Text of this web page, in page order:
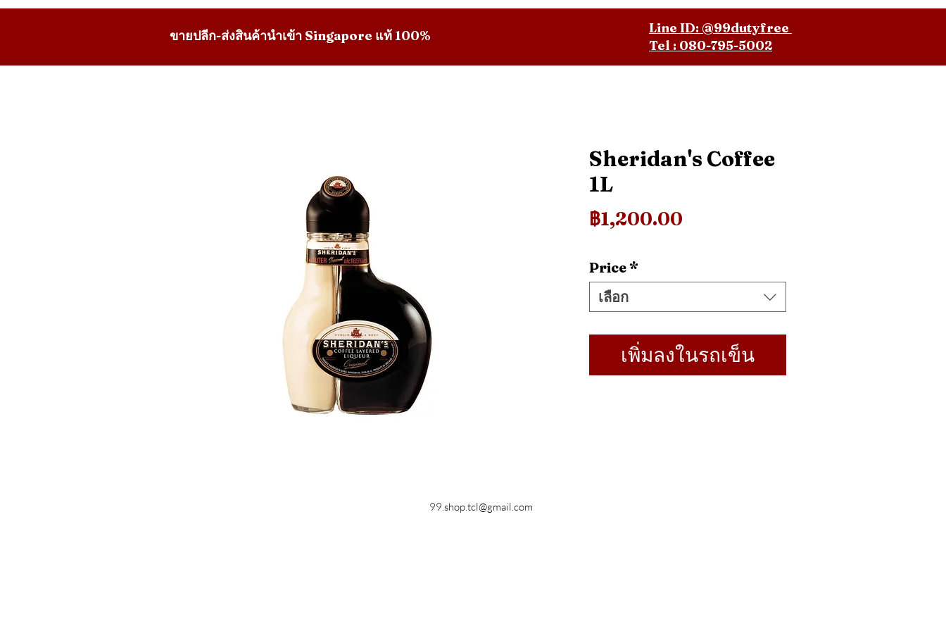
ขายปลีก-ส่งสินค้านำเข้า Singapore แท้ 100%
Line ID: @99dutyfree
Tel : 080-795-5002
Sheridan's Coffee
1L
฿1,200.00
Price *
เลือก
เพิ่มลงในรถเข็น
99.shop.tcl@gmail.com